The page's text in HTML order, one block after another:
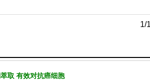
1/1
取 有效对抗癌细胞